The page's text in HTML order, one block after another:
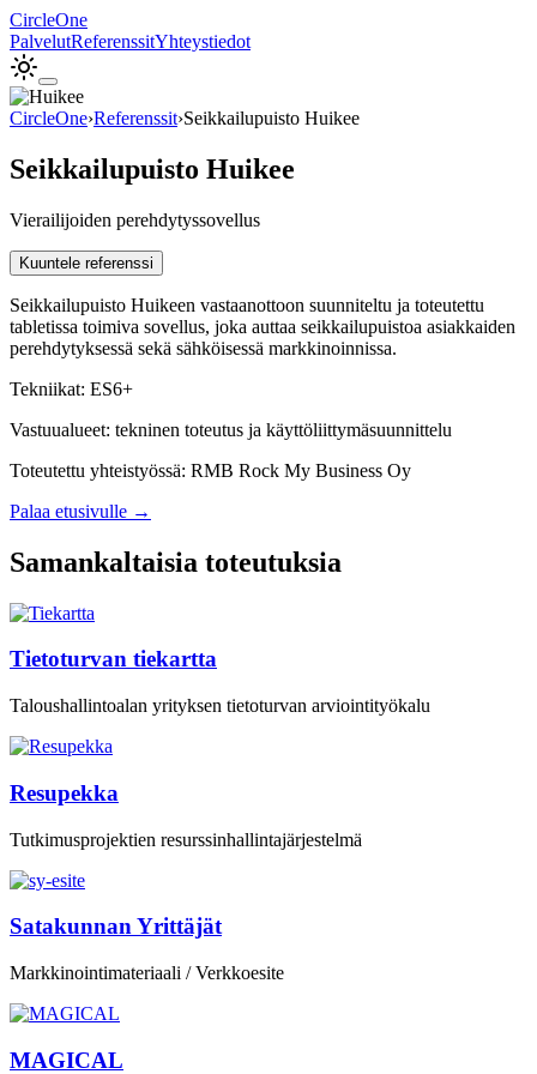
CircleOne
PalvelutReferenssitYhteystiedot
CircleOne›Referenssit›Seikkailupuisto Huikee
Seikkailupuisto Huikee
Vierailijoiden perehdytyssovellus
Kuuntele referenssi
Seikkailupuisto Huikeen vastaanottoon suunniteltu ja toteutettu
tabletissa toimiva sovellus, joka auttaa seikkailupuistoa asiakkaiden
perehdytyksessä sekä sähköisessä markkinoinnissa.
Tekniikat: ES6+
Vastuualueet: tekninen toteutus ja käyttöliittymäsuunnittelu
Toteutettu yhteistyössä: RMB Rock My Business Oy
Palaa etusivulle →
Samankaltaisia toteutuksia
Tietoturvan tiekartta
Taloushallintoalan yrityksen tietoturvan arviointityökalu
Resupekka
Tutkimusprojektien resurssinhallintajärjestelmä
Satakunnan Yrittäjät
Markkinointimateriaali / Verkkoesite
MAGICAL